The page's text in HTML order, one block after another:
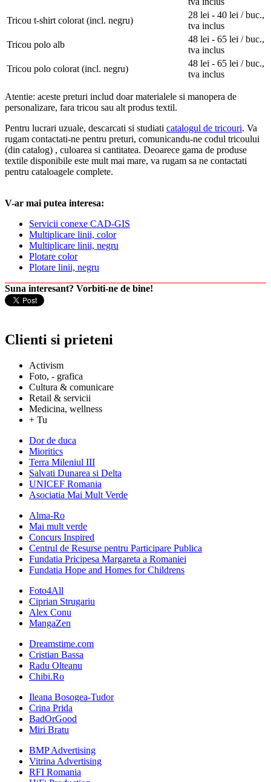
Tricou t-shirt colorat (incl. negru)
28 lei - 40 lei / buc.,
tva inclus
Tricou polo alb
48 lei - 65 lei / buc.,
tva inclus
Tricou polo colorat (incl. negru)
48 lei - 65 lei / buc.,
tva inclus
Atentie: aceste preturi includ doar materialele si manopera de
personalizare, fara tricou sau alt produs textil.
Pentru lucrari uzuale, descarcati si studiati catalogul de tricouri. Va
rugam contactati-ne pentru preturi, comunicandu-ne codul tricoului
(din catalog) , culoarea si cantitatea. Deoarece gama de produse
textile disponibile este mult mai mare, va rugam sa ne contactati
pentru cataloagele complete.
V-ar mai putea interesa:
Servicii conexe CAD-GIS
Multiplicare linii, color
Multiplicare linii, negru
Plotare color
Plotare linii, negru
Suna interesant? Vorbiti-ne de bine!
Clienti si prieteni
Activism
Foto, - grafica
Cultura & comunicare
Retail & servicii
Medicina, wellness
+ Tu
Dor de duca
Mioritics
Terra Mileniul III
Salvati Dunarea si Delta
UNICEF Romania
Asociatia Mai Mult Verde
Alma-Ro
Mai mult verde
Concurs Inspired
Centrul de Resurse pentru Participare Publica
Fundatia Pricipesa Margareta a Romaniei
Fundatia Hope and Homes for Childrens
Foto4All
Ciprian Strugariu
Alex Conu
MangaZen
Dreamstime.com
Cristian Bassa
Radu Olteanu
Chibi.Ro
Ileana Bosogea-Tudor
Crina Prida
BadOrGood
Miri Bratu
BMP Advertising
Vitrina Advertising
RFI Romania